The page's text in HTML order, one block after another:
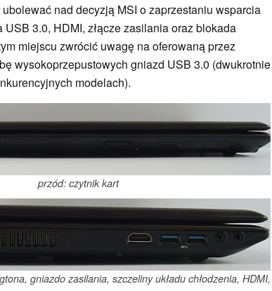
nad decyzją MSI o zaprzestaniu wsparcia
3.0, HDMI, złącze zasilania oraz blokada
miejscu zwrócić uwagę na oferowaną przez
wysokoprzepustowych gniazd USB 3.0 (dwukrotnie
modelach).
przód: czytnik kart
gniazdo zasilania, szczeliny układu chłodzenia, HDMI,